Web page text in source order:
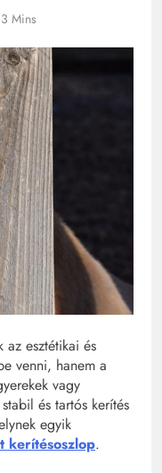
3 Mins
az esztétikai és
venni, hanem a
vagy
és tartós kerítés
egyik
kerítésoszlop.